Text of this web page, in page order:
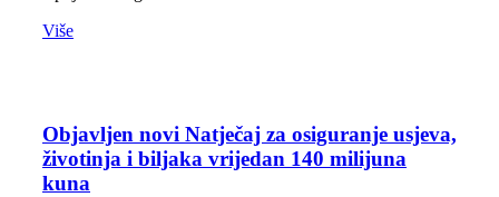
Više
Objavljen novi Natječaj za osiguranje usjeva,
životinja i biljaka vrijedan 140 milijuna
kuna